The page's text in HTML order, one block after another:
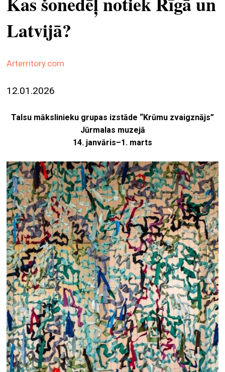
meklēt
Latvijā?
Arterritory.com
12.01.2026
Talsu mākslinieku grupas izstāde “Krūmu zvaigznājs”
Jūrmalas muzejā
14. janvāris–1. marts